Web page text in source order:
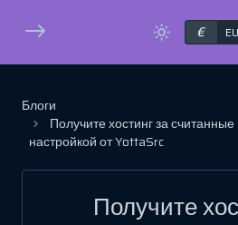
€
Блоги
Получите хостинг за
настройкой от YottaSrc
Получите